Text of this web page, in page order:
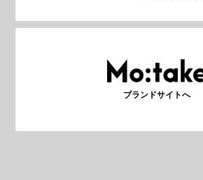
ブランドサイトへ